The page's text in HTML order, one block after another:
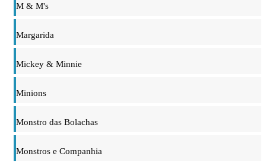
M & M's
Margarida
Mickey & Minnie
Minions
Monstro das Bolachas
Monstros e Companhia